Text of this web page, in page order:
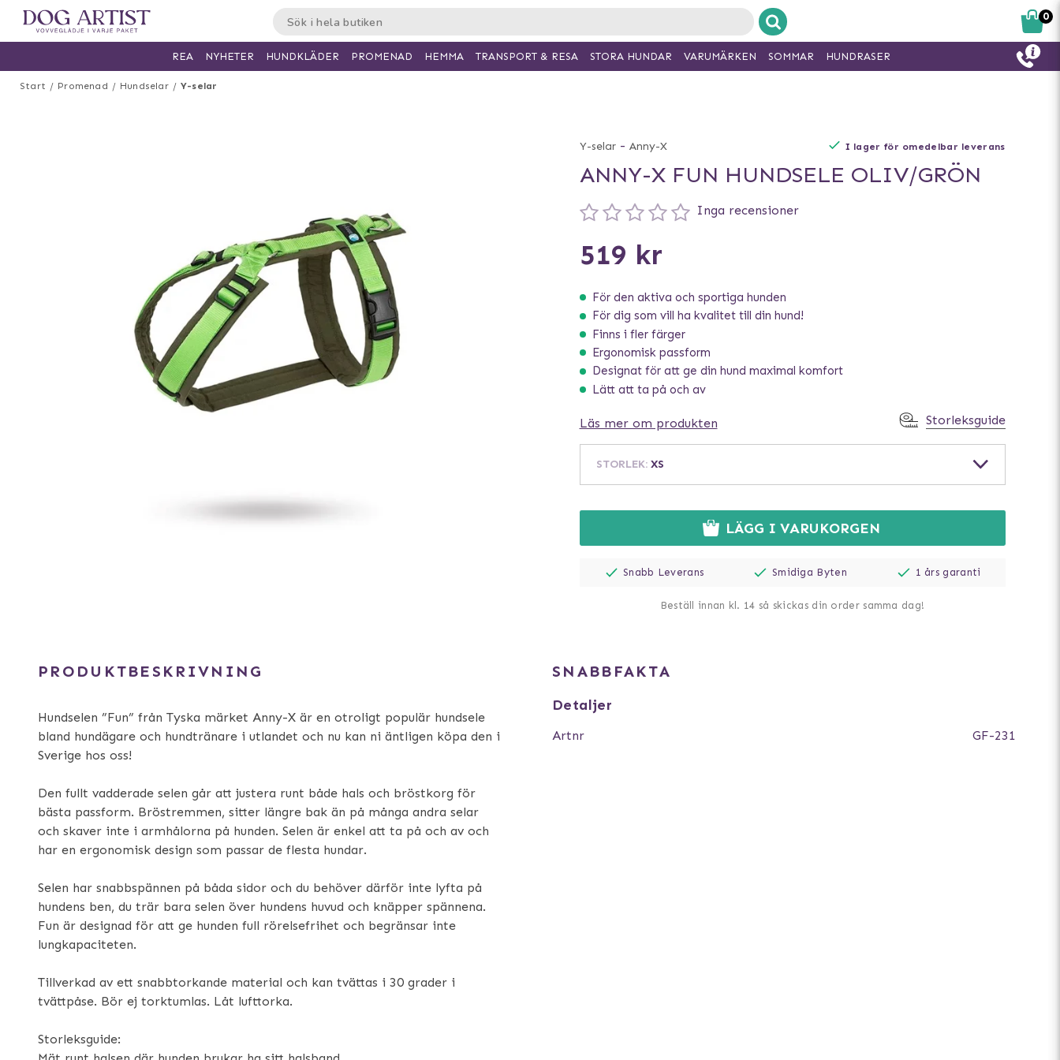
Start Promenad Hundselar Y-selar
Y-selar - Anny-X I lager för omedelbar leverans
ANNY-X FUN HUNDSELE OLIV/GRÖN
Inga recensioner
519 kr
För den aktiva och sportiga hunden
För dig som vill ha kvalitet till din hund!
Finns i fler färger
Ergonomisk passform
Designat för att ge din hund maximal komfort
Lätt att ta på och av
Läs mer om produkten Storleksguide
STORLEK: XS
LÄGG I VARUKORGEN
Snabb Leverans Smidiga Byten 1 års garanti
Beställ innan kl. 14 så skickas din order samma dag!
PRODUKTBESKRIVNING
Hundselen ”Fun” från Tyska märket Anny-X är en otroligt populär hundsele
bland hundägare och hundtränare i utlandet och nu kan ni äntligen köpa den i
Sverige hos oss!
Den fullt vadderade selen går att justera runt både hals och bröstkorg för
bästa passform. Bröstremmen, sitter längre bak än på många andra selar
och skaver inte i armhålorna på hunden. Selen är enkel att ta på och av och
har en ergonomisk design som passar de flesta hundar.
Selen har snabbspännen på båda sidor och du behöver därför inte lyfta på
hundens ben, du trär bara selen över hundens huvud och knäpper spännena.
Fun är designad för att ge hunden full rörelsefrihet och begränsar inte
lungkapaciteten.
Tillverkad av ett snabbtorkande material och kan tvättas i 30 grader i
tvättpåse. Bör ej torktumlas. Låt lufttorka.
Storleksguide:
SNABBFAKTA
Detaljer
Artnr GF-231
0
REA NYHETER HUNDKLÄDER PROMENAD HEMMA TRANSPORT & RESA STORA HUNDAR VARUMÄRKEN SOMMAR HUNDRASER